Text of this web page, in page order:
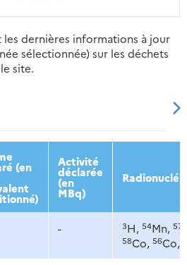
les dernières informations à jour
sélectionnée) sur les déchets
site.
2015 2016
(en Activité
déclarée
(en
MBq)
- 3H, 54Mn, 57
58Co, 56Co,